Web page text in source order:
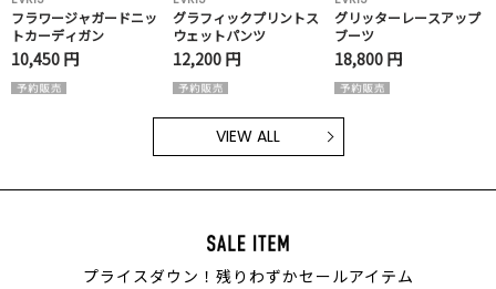
フラワージャガードニッ
トカーディガン
10,450 円
グラフィックプリントス
ウェットパンツ
12,200 円
グリッターレースアップ
ブーツ
18,800 円
VIEW ALL
プライスダウン！残りわずかセールアイテム